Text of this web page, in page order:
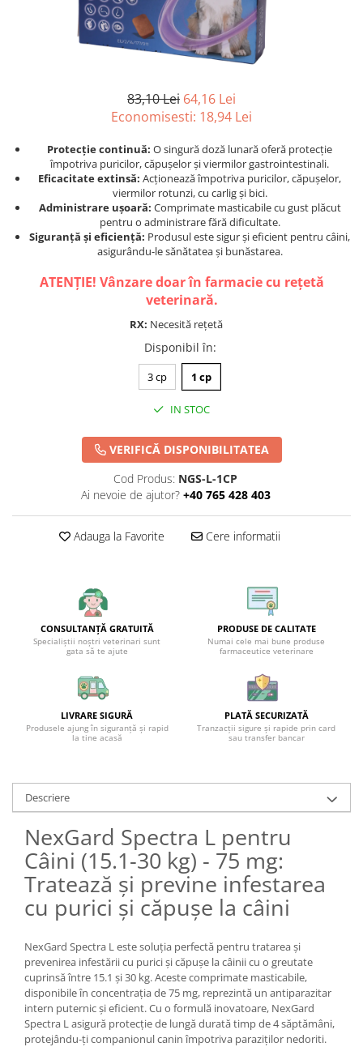
Afecțiuni hepatice
Afecțiuni neurologice
Afecțiuni oftalmice
Afecțiuni renale și urinare
Suplimente
Suplimente nutritive
Vitamine și minerale
Hrană umedă
Recompense și snack-uri
Afecțiuni hepatice
Afecțiuni neurologice
Afecțiuni oftalmice
Afecțiuni respiratorii
Suplimente
Suplimente nutritive
Vitamine și minerale
Hrană umedă
Igienă
83,10 Lei 64,16 Lei
Economisesti: 18,94 Lei
Protecție continuă: O singură doză lunară oferă protecție
împotriva puricilor, căpușelor și viermilor gastrointestinali.
Eficacitate extinsă: Acționează împotriva puricilor, căpușelor,
viermilor rotunzi, cu carlig și bici.
Administrare ușoară: Comprimate masticabile cu gust plăcut
pentru o administrare fără dificultate.
Siguranță și eficiență: Produsul este sigur și eficient pentru câini,
asigurându-le sănătatea și bunăstarea.
ATENȚIE! Vânzare doar în farmacie cu rețetă
veterinară.
RX: Necesită rețetă
Disponibil în:
3 cp 1 cp
IN STOC
VERIFICĂ DISPONIBILITATEA
Cod Produs: NGS-L-1CP
Ai nevoie de ajutor? +40 765 428 403
Adauga la Favorite Cere informatii
CONSULTANȚĂ GRATUITĂ
Specialiștii noștri veterinari sunt
gata să te ajute
PRODUSE DE CALITATE
Numai cele mai bune produse
farmaceutice veterinare
LIVRARE SIGURĂ
Produsele ajung în siguranță și rapid
la tine acasă
PLATĂ SECURIZATĂ
Tranzacții sigure și rapide prin card
sau transfer bancar
Descriere
NexGard Spectra L pentru
Câini (15.1-30 kg) - 75 mg:
Tratează și previne infestarea
cu purici și căpușe la câini
NexGard Spectra L este soluția perfectă pentru tratarea și
prevenirea infestării cu purici și căpușe la câinii cu o greutate
cuprinsă între 15.1 și 30 kg. Aceste comprimate masticabile,
disponibile în concentrația de 75 mg, reprezintă un antiparazitar
intern puternic și eficient. Cu o formulă inovatoare, NexGard
Spectra L asigură protecție de lungă durată timp de 4 săptămâni,
protejându-ți companionul canin împotriva paraziților nedoriti.